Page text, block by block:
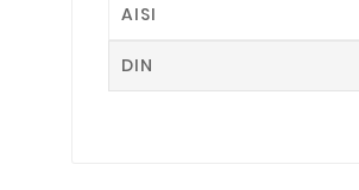
AISI
DIN